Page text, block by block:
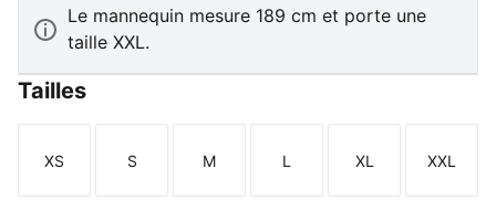
Le mannequin mesure 189 cm et porte une
taille XXL.
Tailles
Taille
XS
Taille
S
Taille
M
Taille
L
Taille
XL
Taille
XXL